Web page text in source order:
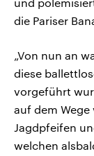
und
die Pariser
„Von nun an
diese
vorgeführt
auf dem Wege
Jagdpfeifen
welchen